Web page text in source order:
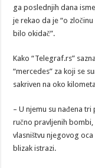
ga poslednjih dana
je rekao da je “o
bilo okidač”.
Kako “Telegraf.rs”
“mercedes” za koji se
sakriven na oko
– U njemu su nađena
ručno pravljenih
vlasništvu njegovog
blizak istrazi.